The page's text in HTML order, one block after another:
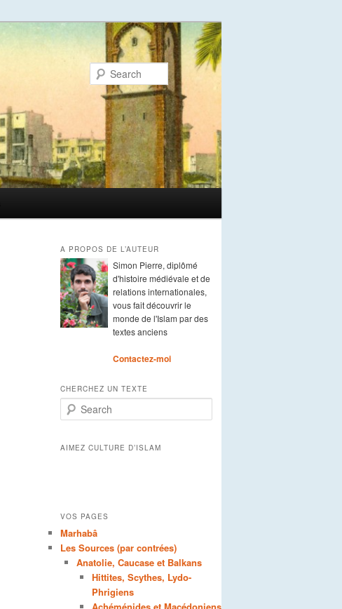
Search
A PROPOS DE L’AUTEUR
Simon Pierre, diplômé
d'histoire médiévale et de
relations internationales,
vous fait découvrir le
monde de l'Islam par des
textes anciens
Contactez-moi
CHERCHEZ UN TEXTE
Search
AIMEZ CULTURE D’ISLAM
VOS PAGES
Marhabâ
Les Sources (par contrées)
Anatolie, Caucase et Balkans
Hittites, Scythes, Lydo-
Phrigiens